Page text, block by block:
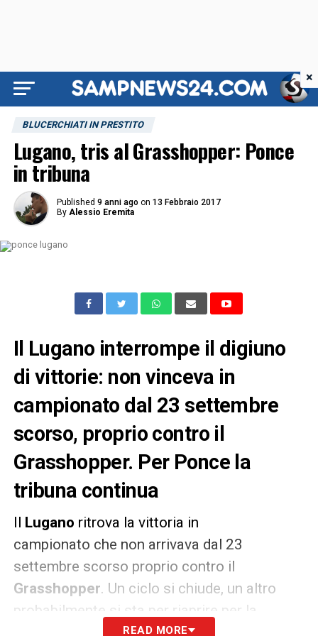
BLUCERCHIATI IN PRESTITO
Lugano, tris al Grasshopper: Ponce
in tribuna
Published 9 anni ago on 13 Febbraio 2017
By Alessio Eremita
Il Lugano interrompe il digiuno
di vittorie: non vinceva in
campionato dal 23 settembre
scorso, proprio contro il
Grasshopper. Per Ponce la
tribuna continua
Il Lugano ritrova la vittoria in
campionato che non arrivava dal 23
settembre scorso proprio contro il
Grasshopper. Un ciclo si chiude, un altro
probabilmente si sta per riaprire per la
squadra allenata da Paolo Tramezzani,
READ MORE
×